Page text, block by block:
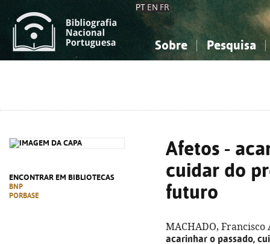
PT EN FR
Sobre Pesquisa
ENCONTRAR EM BIBLIOTECAS
BNP
PORBASE
Afetos -
cuidar do
futuro
MACHADO,
acarinhar o passado,